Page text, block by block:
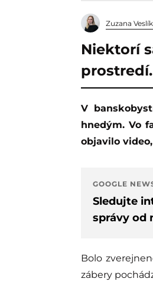
Zuzana
Niektorí
prostredí.
V
hnedým. Vo
objavilo
GOOGLE
Sledujte
správy od
Bolo
zábery